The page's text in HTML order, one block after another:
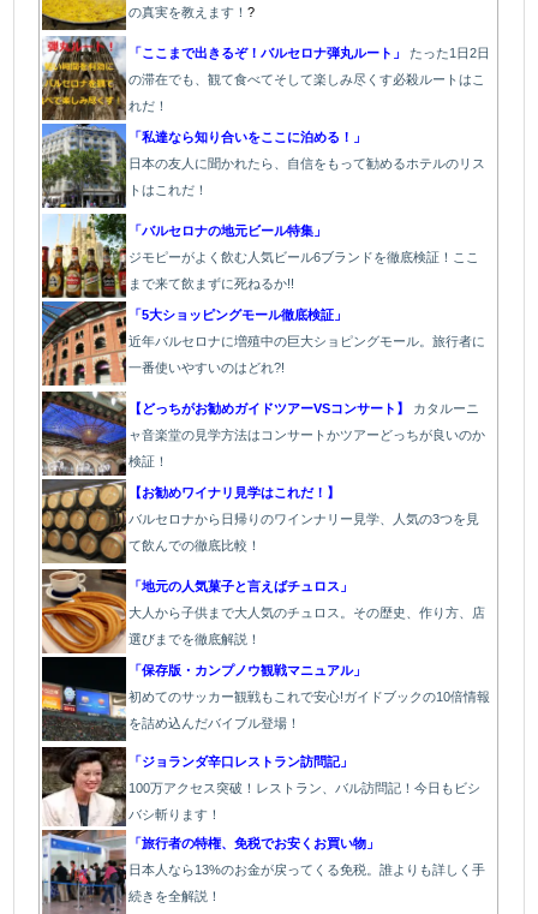
の真実を教えます！?
「ここまで出きるぞ！バルセロナ弾丸ルート」 たった1 日2日
の滞在でも、観て食べてそして楽しみ尽くす必殺ルートはこ
れだ！
「私達なら知り合いをここに泊める！」
日本の友人に聞かれたら、自信をもって勧めるホテルのリス
トはこれだ！
「バルセロナの地元ビール特集」
ジモピーがよく飲む人気ビール6ブランドを徹底検証！ここ
まで来て飲まずに死ねるか!!
「5大ショッピングモール徹底検証」
近年バルセロナに増殖中の巨大ショピングモール。旅行者に
一番使いやすいのはどれ?!
【どっちがお勧めガイドツアーVSコンサート】 カタルーニ
ャ音楽堂の見学方法はコンサートかツアーどっちが良いのか
検証！
【お勧めワイナリ見学はこれだ！】
バルセロナから日帰りのワインナリー見学、人気の3つを見
て飲んでの徹底比較！
「地元の人気菓子と言えばチュロス」
大人から子供まで大人気のチュロス。その歴史、作り方、店
選びまでを徹底解説！
「保存版・カンプノウ観戦マニュアル」
初めてのサッカー観戦もこれで安心!ガイドブックの10倍情報
を詰め込んだバイブル登場！
「ジョランダ辛口レストラン訪問記」
100万アクセス突破！レストラン、バル訪問記！今日もビシ
バシ斬ります！
「旅行者の特権、免税でお安くお買い物」
日本人なら13%のお金が戻ってくる免税。誰よりも詳しく手
続きを全解説！